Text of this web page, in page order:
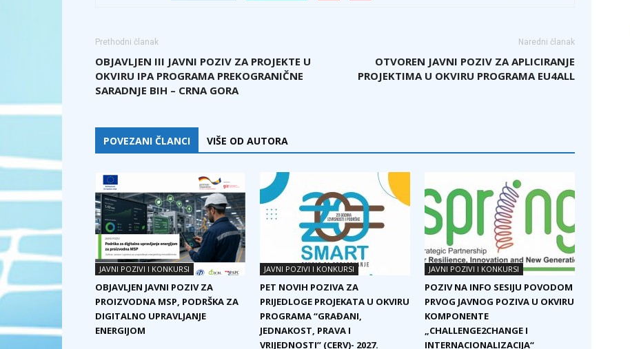
Prethodni članak
OBJAVLJEN III JAVNI POZIV ZA PROJEKTE U
OKVIRU IPA PROGRAMA PREKOGRANIČNE
SARADNJE BIH – CRNA GORA
Naredni članak
OTVOREN JAVNI POZIV ZA APLICIRANJE
PROJEKTIMA U OKVIRU PROGRAMA EU4ALL
POVEZANI ČLANCI VIŠE OD AUTORA
JAVNI POZIVI I KONKURSI
OBJAVLJEN JAVNI POZIV ZA
PROIZVODNA MSP, PODRŠKA ZA
DIGITALNO UPRAVLJANJE
ENERGIJOM
JAVNI POZIVI I KONKURSI
PET NOVIH POZIVA ZA
PRIJEDLOGE PROJEKATA U OKVIRU
PROGRAMA “GRAĐANI,
JEDNAKOST, PRAVA I
VRIJEDNOSTI” (CERV)- 2027.
JAVNI POZIVI I KONKURSI
POZIV NA INFO SESIJU POVODOM
PRVOG JAVNOG POZIVA U OKVIRU
KOMPONENTE
„CHALLENGE2CHANGE I
INTERNACIONALIZACIJA“